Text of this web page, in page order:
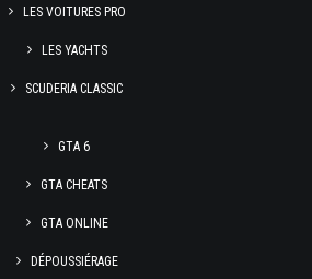
LES VOITURES PRO
LES YACHTS
SCUDERIA CLASSIC
GTA 6
GTA CHEATS
GTA ONLINE
DÉPOUSSIÉRAGE